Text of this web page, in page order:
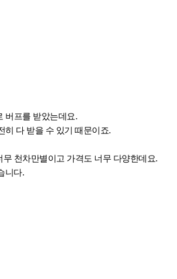
버프를 받았는데요.
히 다 받을 수 있기 때문이죠.
천차만별이고 가격도 너무 다양한데요.
니다.